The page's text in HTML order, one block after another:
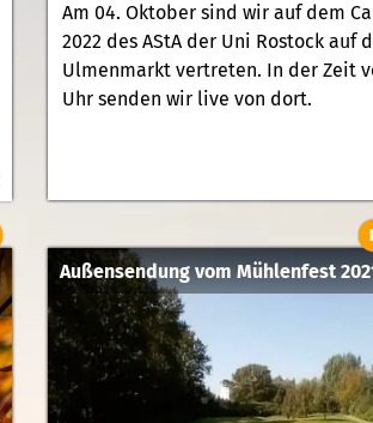
Am 04. Oktober sind wir auf dem
2022 des AStA der Uni Rostock auf
Ulmenmarkt vertreten. In der Zeit
Uhr senden wir live von dort.
Außensendung vom Mühlenfest